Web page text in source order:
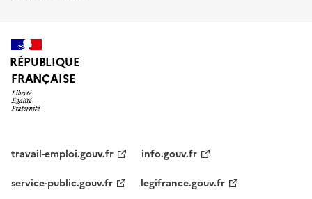
RÉPUBLIQUE
FRANÇAISE
travail-emploi.gouv.fr
info.gouv.fr
service-public.gouv.fr
legifrance.gouv.fr